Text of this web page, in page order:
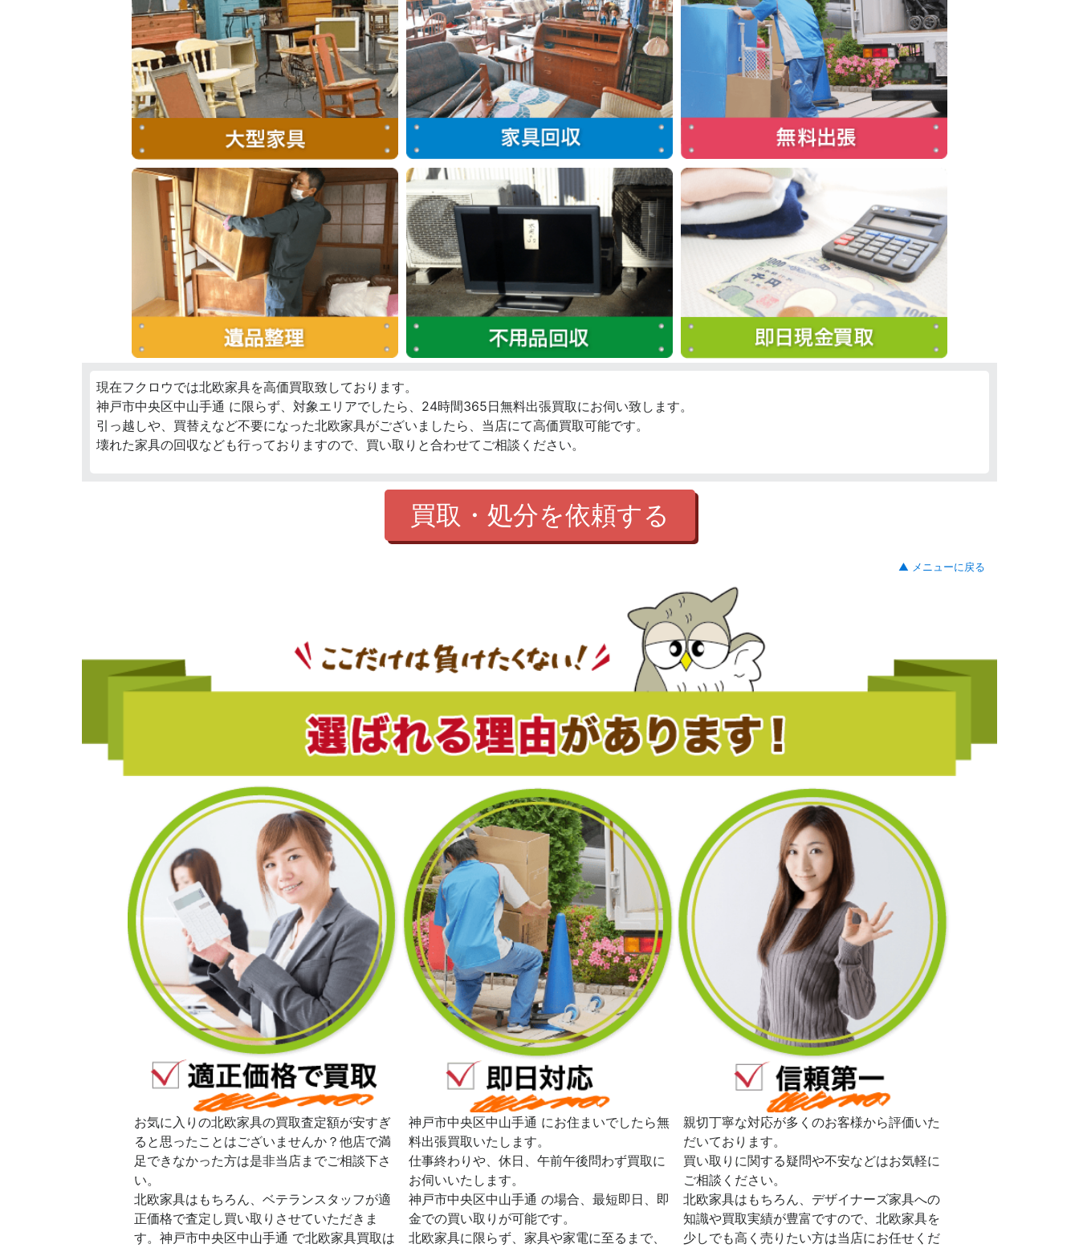
現在フクロウでは北欧家具を高価買取致しております。
神戸市中央区中山手通 に限らず、対象エリアでしたら、24時間365日無料出張買取にお伺い致します。
引っ越しや、買替えなど不要になった北欧家具がございましたら、当店にて高価買取可能です。
壊れた家具の回収なども行っておりますので、買い取りと合わせてご相談ください。
買取・処分を依頼する
▲ メニューに戻る
お気に入りの北欧家具の買取査定額が安すぎ
ると思ったことはございませんか？他店で満
足できなかった方は是非当店までご相談下さ
い。
北欧家具はもちろん、ベテランスタッフが適
正価格で査定し買い取りさせていただきま
す。神戸市中央区中山手通 で北欧家具買取は
神戸市中央区中山手通 にお住まいでしたら無
料出張買取いたします。
仕事終わりや、休日、午前午後問わず買取に
お伺いいたします。
神戸市中央区中山手通 の場合、最短即日、即
金での買い取りが可能です。
北欧家具に限らず、家具や家電に至るまで、
親切丁寧な対応が多くのお客様から評価いた
だいております。
買い取りに関する疑問や不安などはお気軽に
ご相談ください。
北欧家具はもちろん、デザイナーズ家具への
知識や買取実績が豊富ですので、北欧家具を
少しでも高く売りたい方は当店にお任せくだ